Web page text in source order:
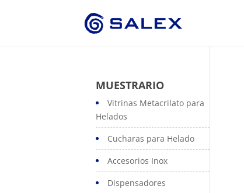
MUESTRARIO
Vitrinas Metacrilato para
Helados
Cucharas para Helado
Accesorios Inox
Dispensadores